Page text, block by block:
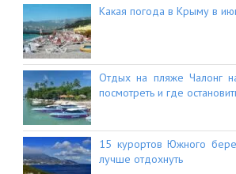
Какая погода в Крыму в
Отдых на пляже Чалонг
посмотреть и где
15 курортов Южного
лучше отдохнуть